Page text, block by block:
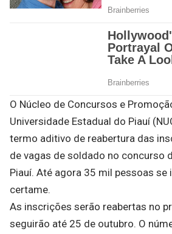
O Núcleo de Concursos e
Universidade Estadual do Piauí
termo aditivo de reabertura das
de vagas de soldado no concurso
Piauí. Até agora 35 mil pessoas se
certame.
As inscrições serão reabertas no
seguirão até 25 de outubro. O